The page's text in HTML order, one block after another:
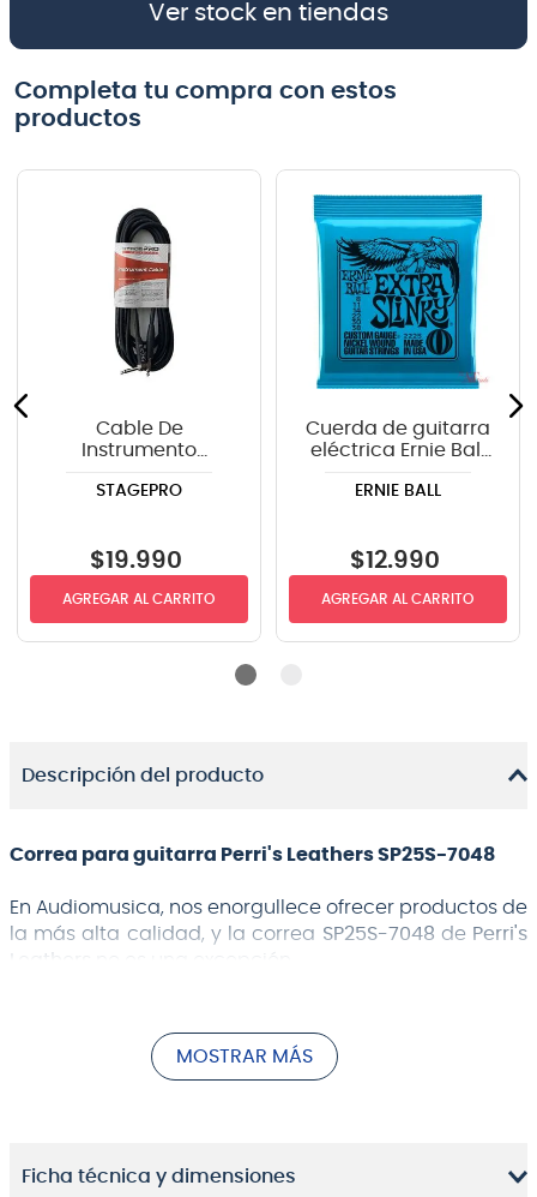
Ver stock en tiendas
Completa tu compra con estos
productos
Cable De
Instrumento
recto-angulo 6mts
STAGEPRO
$19.990
AGREGAR AL CARRITO
Cuerda de guitarra
eléctrica Ernie Ball
8-38
ERNIE BALL
$12.990
AGREGAR AL CARRITO
Descripción del producto
Correa para guitarra Perri's Leathers SP25S-7048
En Audiomusica, nos enorgullece ofrecer productos de
la más alta calidad, y la correa SP25S-7048 de Perri's
Leathers
no es una excepción.
resistentes, lo que garantiza que esta correa te
acompañará durante mucho tiempo. Además de su
aspecto, esta correa también prioriza tu comodidad.
todo el día sin preocuparte por ninguna molestia.
MOSTRAR MÁS
Ficha técnica y dimensiones